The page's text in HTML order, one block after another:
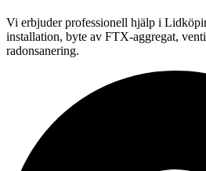
Vi erbjuder professionell hjälp i
installation, byte av FTX-aggregat,
radonsanering.